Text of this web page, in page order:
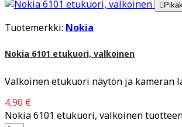

Tuotemerkki: Nokia
Nokia 6101 etukuori, valkoinen
Valkoinen etukuori näytön ja kameran
4,90 €
Nokia 6101 etukuori, valkoinen